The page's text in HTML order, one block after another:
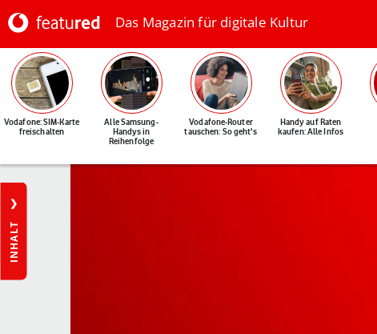
Das Magazin für digitale Kultur
Vodafone: SIM-Karte
freischalten
Alle Samsung-
Handys in
Reihenfolge
Vodafone-Router
tauschen: So geht's
Handy auf Raten
kaufen: Alle Infos
INHALT